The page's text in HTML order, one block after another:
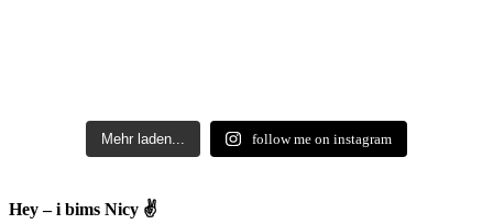
Mehr laden... follow me on instagram
Hey – i bims Nicy ✌